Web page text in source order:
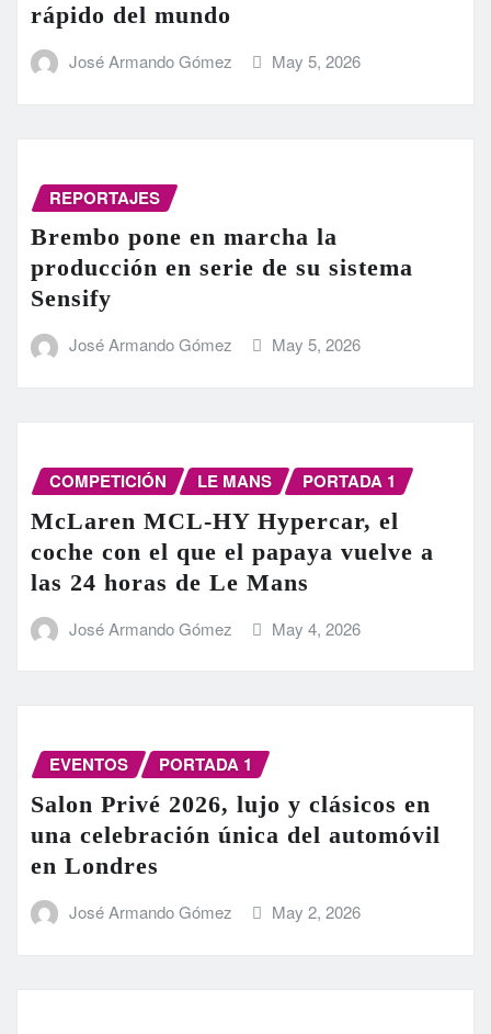
rápido del mundo
José Armando Gómez May 5, 2026
REPORTAJES
Brembo pone en marcha la
producción en serie de su sistema
Sensify
José Armando Gómez May 5, 2026
COMPETICIÓN LE MANS PORTADA 1
McLaren MCL-HY Hypercar, el
coche con el que el papaya vuelve a
las 24 horas de Le Mans
José Armando Gómez May 4, 2026
EVENTOS PORTADA 1
Salon Privé 2026, lujo y clásicos en
una celebración única del automóvil
en Londres
José Armando Gómez May 2, 2026